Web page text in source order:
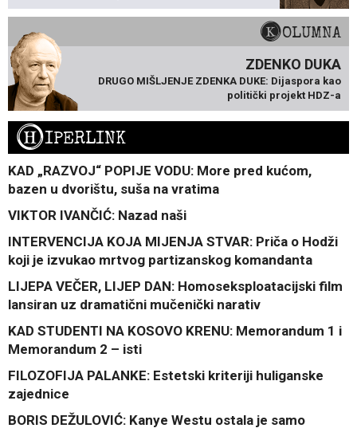
KOLUMNA
ZDENKO DUKA
DRUGO MIŠLJENJE ZDENKA DUKE: Dijaspora kao
politički projekt HDZ-a
HIPERLINK
KAD „RAZVOJ“ POPIJE VODU: More pred kućom,
bazen u dvorištu, suša na vratima
VIKTOR IVANČIĆ: Nazad naši
INTERVENCIJA KOJA MIJENJA STVAR: Priča o Hodži
koji je izvukao mrtvog partizanskog komandanta
LIJEPA VEČER, LIJEP DAN: Homoseksploatacijski film
lansiran uz dramatični mučenički narativ
KAD STUDENTI NA KOSOVO KRENU: Memorandum 1 i
Memorandum 2 – isti
FILOZOFIJA PALANKE: Estetski kriteriji huliganske
zajednice
BORIS DEŽULOVIĆ: Kanye Westu ostala je samo